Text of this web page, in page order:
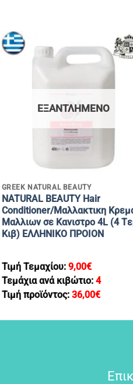
ΕΞΑΝΤΛΗΜΈΝΟ
GREEK NATURAL BEAUTY
NATURAL BEAUTY Hair
Conditioner/Mαλλακτικη
Μαλλιων σε Κανιστρο 4L (4
Κιβ) ΕΛΛΗΝΙΚΟ ΠΡΟΙΟΝ
Τιμή Τεμαχίου: 9,00€
Τεμάχια ανά κιβώτιο: 4
Τιμή προϊόντος: 36,00€